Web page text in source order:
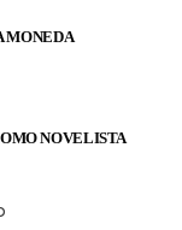
MONEDA
NOVELISTA